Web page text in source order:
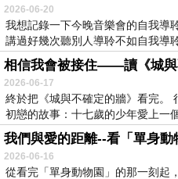
2026-06-20
我想記錄一下今晚音樂會的自我導
講過好幾次聽別人導聆不如自我導聆
相信我會被接住——讀《城與
2026-06-17
終於把《城與不確定的牆》看完。
初戀的故事：十七歲的少年愛上一
我們與愛的距離--看「單身動
2026-06-16
從看完「單身動物園」的那一刻起